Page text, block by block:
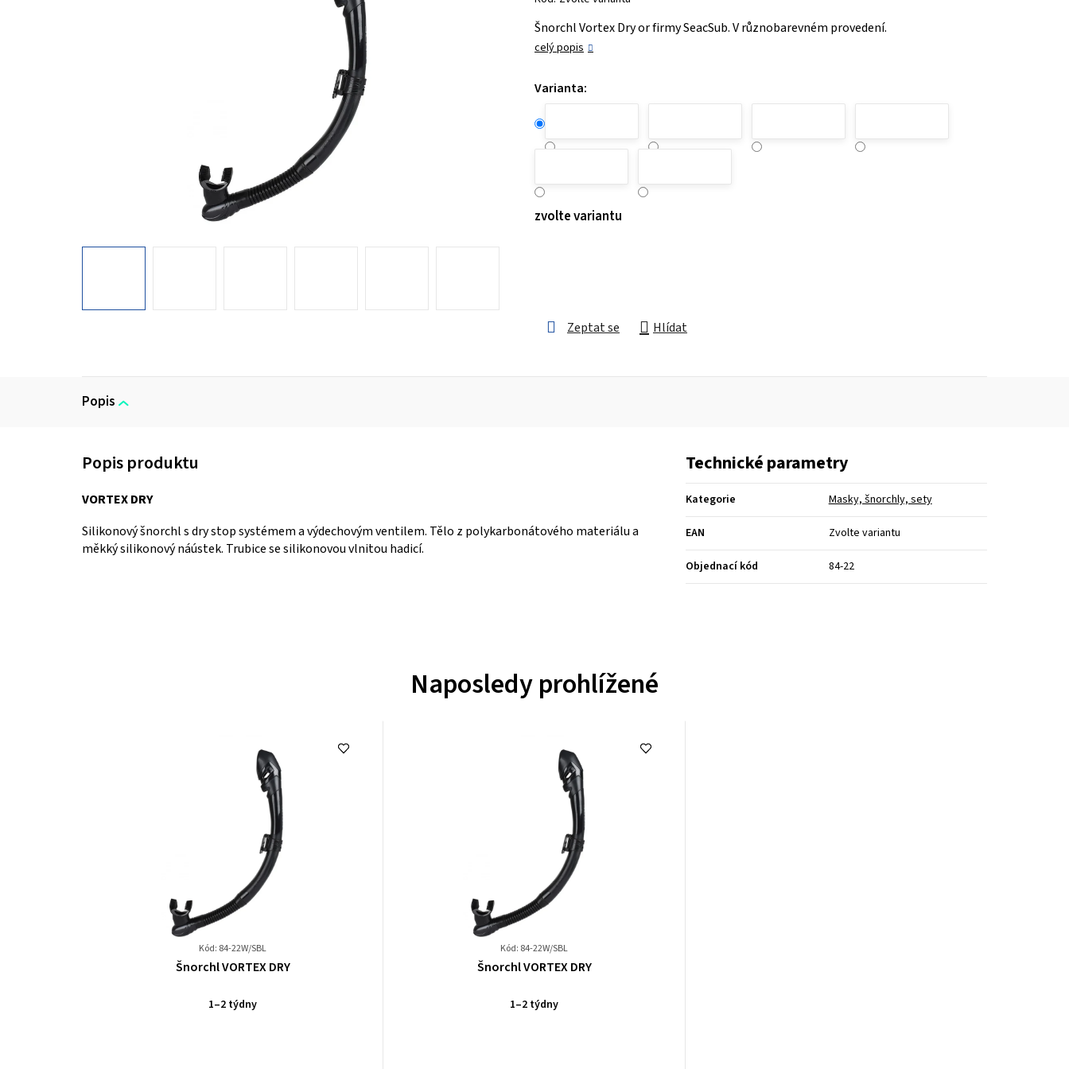
0,0
z 5
Šnorchl Vortex Dry or firmy SeacSub. V různobarevném provedení.
celý popis
Varianta:
zvolte variantu
Zeptat se Hlídat
Popis
VORTEX DRY
Silikonový šnorchl s dry stop systémem a výdechovým ventilem. Tělo z polykarbonátového materiálu a
měkký silikonový náústek. Trubice se silikonovou vlnitou hadicí.
Technické parametry
Kategorie Masky, šnorchly, sety
EAN Zvolte variantu
Objednací kód 84-22
Naposledy prohlížené
Kód: 84-22W/SBL
Průměrné
produktu
Šnorchl VORTEX DRY
1–2 týdny
Kód: 84-22W/SBL
Průměrné
produktu
Šnorchl VORTEX DRY
1–2 týdny